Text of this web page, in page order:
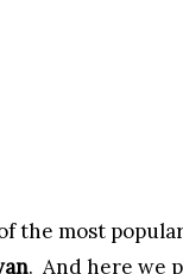
the most
. And here we